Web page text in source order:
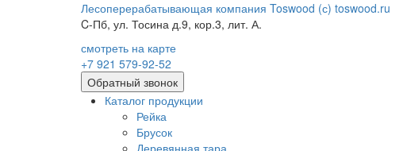
Лесоперерабатывающая компания Toswood (с) toswood.ru
C-Пб, ул. Тосина д.9, кор.3, лит. А.
смотреть на карте
+7 921 579-92-52
Обратный звонок
Каталог продукции
Рейка
Брусок
Деревянная тара